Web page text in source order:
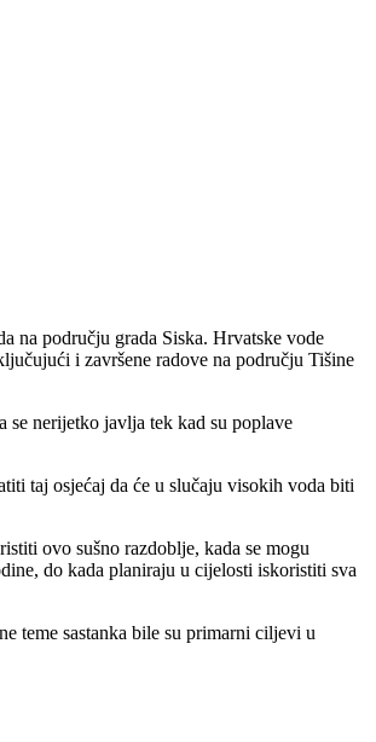
na području grada Siska. Hrvatske vode
i završene radove na području Tišine
se nerijetko javlja tek kad su poplave
taj osjećaj da će u slučaju visokih voda biti
ovo sušno razdoblje, kada se mogu
do kada planiraju u cijelosti iskoristiti sva
teme sastanka bile su primarni ciljevi u